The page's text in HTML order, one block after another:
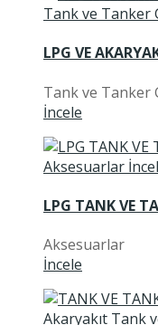
LPG VE
Tank ve Tanker
İncele
LPG TANK VE
Aksesuarlar
İncele